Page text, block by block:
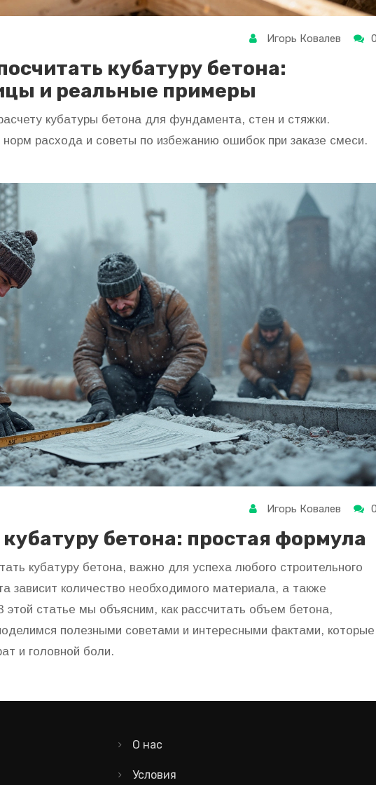
Игорь Ковалев 0
кубатуру бетона:
и реальные примеры
кубатуры бетона для фундамента, стен и стяжки.
расхода и советы по избежанию ошибок при заказе смеси.
Игорь Ковалев 0
бетона: простая формула
кубатуру бетона, важно для успеха любого строительного
зависит количество необходимого материала, а также
этой статье мы объясним, как рассчитать объем бетона,
полезными советами и интересными фактами, которые
и головной боли.
О нас
Условия